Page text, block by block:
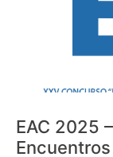
EAC 2025